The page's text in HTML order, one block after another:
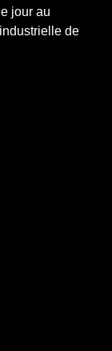
jour au
de